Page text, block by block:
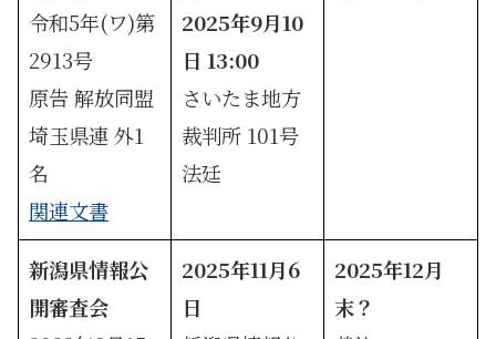
令和5年(ワ)第
2913号
原告 解放同盟
埼玉県連 外1
名
関連文書
2025年9月10
日 13:00
さいたま地方
裁判所 101号
法廷
新潟県情報公
開審査会
2025年11月6
日
2025年12月
末？